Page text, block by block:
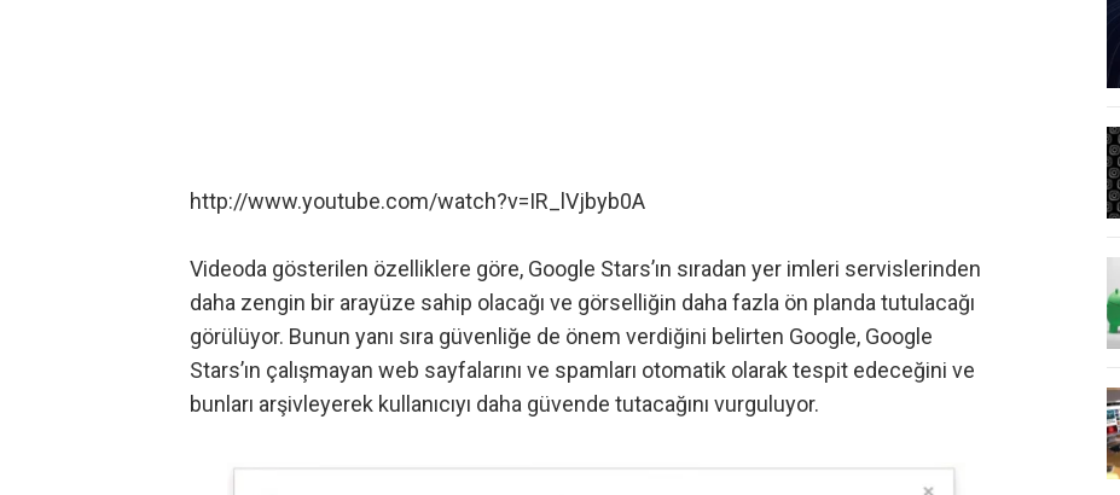
http://www.youtube.com/watch?v=IR_lVjbyb0A
Videoda gösterilen özelliklere göre, Google Stars’ın sıradan yer imleri servislerinden
daha zengin bir arayüze sahip olacağı ve görselliğin daha fazla ön planda tutulacağı
görülüyor. Bunun yanı sıra güvenliğe de önem verdiğini belirten Google, Google
Stars’ın çalışmayan web sayfalarını ve spamları otomatik olarak tespit edeceğini ve
bunları arşivleyerek kullanıcıyı daha güvende tutacağını vurguluyor.